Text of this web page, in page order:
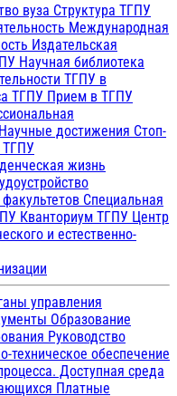
вуза Структура ТГПУ
Международная
Издательская
Научная библиотека
ТГПУ в
ТГПУ Прием в ТГПУ
Научные достижения Стоп-
ТГПУ
жизнь
Специальная
Кванториум ТГПУ Центр
и естественно-
управления
Образование
Руководство
техническое обеспечение
Доступная среда
Платные